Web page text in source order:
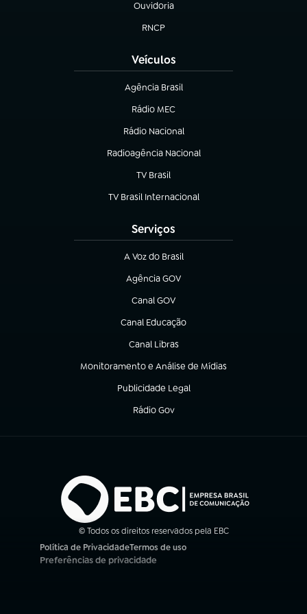
Ouvidoria
(abre em nova aba)
RNCP
(abre em nova aba)
Veículos
Agência Brasil
(abre em nova aba)
Rádio MEC
Rádio Nacional
(abre em nova aba)
Radioagência Nacional
(abre em nova aba)
TV Brasil
(abre em nova aba)
TV Brasil Internacional
(abre em nova aba)
Serviços
A Voz do Brasil
(abre em nova aba)
Agência GOV
(abre em nova aba)
Canal GOV
(abre em nova aba)
Canal Educação
(abre em nova aba)
Canal Libras
(abre em nova aba)
Monitoramento e Análise de Mídias
(abre em nova aba)
Publicidade Legal
(abre em nova aba)
Rádio Gov
(abre em nova aba)
© Todos os direitos reservados pela EBC
Política de Privacidade
(abre em nova aba)
Termos de uso
(abre em nova aba)
Preferências de privacidade